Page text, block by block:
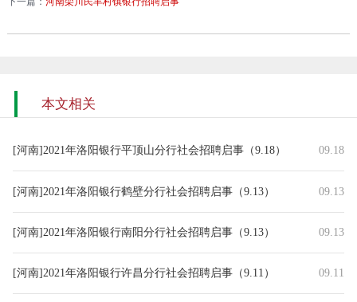
本文相关
[河南]2021年洛阳银行平顶山分行社会招聘启事（9.18） 09.18
[河南]2021年洛阳银行鹤壁分行社会招聘启事（9.13） 09.13
[河南]2021年洛阳银行南阳分行社会招聘启事（9.13） 09.13
[河南]2021年洛阳银行许昌分行社会招聘启事（9.11） 09.11